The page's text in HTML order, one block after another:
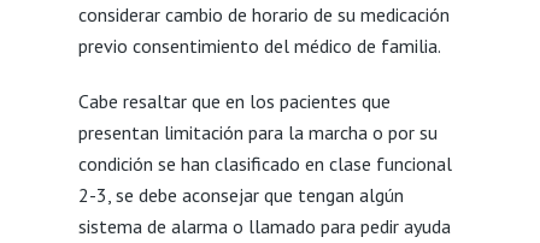
considerar cambio de horario de su medicación
previo consentimiento del médico de familia.
Cabe resaltar que en los pacientes que
presentan limitación para la marcha o por su
condición se han clasificado en clase funcional
2-3, se debe aconsejar que tengan algún
sistema de alarma o llamado para pedir ayuda